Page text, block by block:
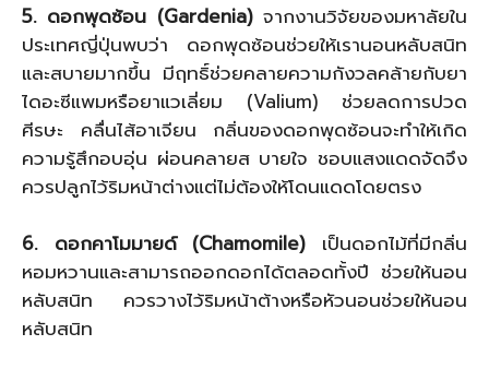
5. ดอกพุดซ้อน (Gardenia)จากงานวิจัยของมหาลัยใน
ประเทศญี่ปุ่นพบว่า ดอกพุดซ้อนช่วยให้เรานอนหลับสนิท
และสบายมากขึ้น มีฤทธิ์ช่วยคลายความกังวลคล้ายกับยา
ไดอะซีแพมหรือยาแวเลี่ยม (Valium) ช่วยลดการปวด
ศีรษะ คลื่นไส้อาเจียน กลิ่นของดอกพุดซ้อนจะทำให้เกิด
ความรู้สึกอบอุ่น ผ่อนคลายส บายใจ ชอบแสงแดดจัดจึง
ควรปลูกไว้ริมหน้าต่างแต่ไม่ต้องให้โดนแดดโดยตรง
6. ดอกคาโมมายด์ (Chamomile) เป็นดอกไม้ที่มีกลิ่น
หอมหวานและสามารถออกดอกได้ตลอดทั้งปี ช่วยให้นอน
หลับสนิท ควรวางไว้ริมหน้าต้างหรือหัวนอนช่วยให้นอน
หลับสนิท